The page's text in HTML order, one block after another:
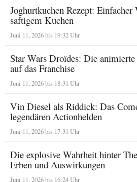
Joghurtkuchen Rezept: Einfacher
saftigem Kuchen
Juni 11, 2026 bis 19:32 Uhr
Star Wars Droïdes: Die
auf das Franchise
Juni 11, 2026 bis 18:31 Uhr
Vin Diesel als Riddick: Das
legendären Actionhelden
Juni 11, 2026 bis 17:31 Uhr
Die explosive Wahrheit hinter
Erben und Auswirkungen
Juni 11, 2026 bis 16:24 Uhr